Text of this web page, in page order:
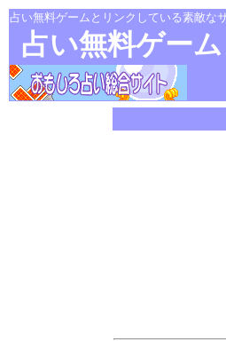
占い無料ゲームとリンクしている素敵な
占い無料ゲーム